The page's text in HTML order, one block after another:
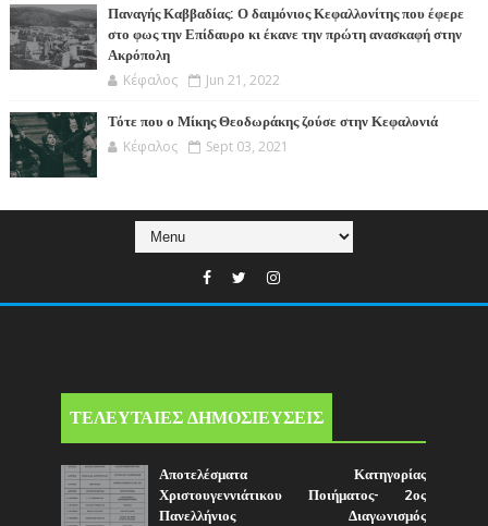
Παναγής Καββαδίας: Ο δαιμόνιος Κεφαλλονίτης που έφερε
στο φως την Επίδαυρο κι έκανε την πρώτη ανασκαφή στην
Ακρόπολη
Κέφαλος Jun 21, 2022
Τότε που ο Μίκης Θεοδωράκης ζούσε στην Κεφαλονιά
Κέφαλος Sept 03, 2021
ΤΕΛΕΥΤΑΙΕΣ ΔΗΜΟΣΙΕΥΣΕΙΣ
Αποτελέσματα Κατηγορίας
Χριστουγεννιάτικου Ποιήματος- 2ος
Πανελλήνιος Διαγωνισμός